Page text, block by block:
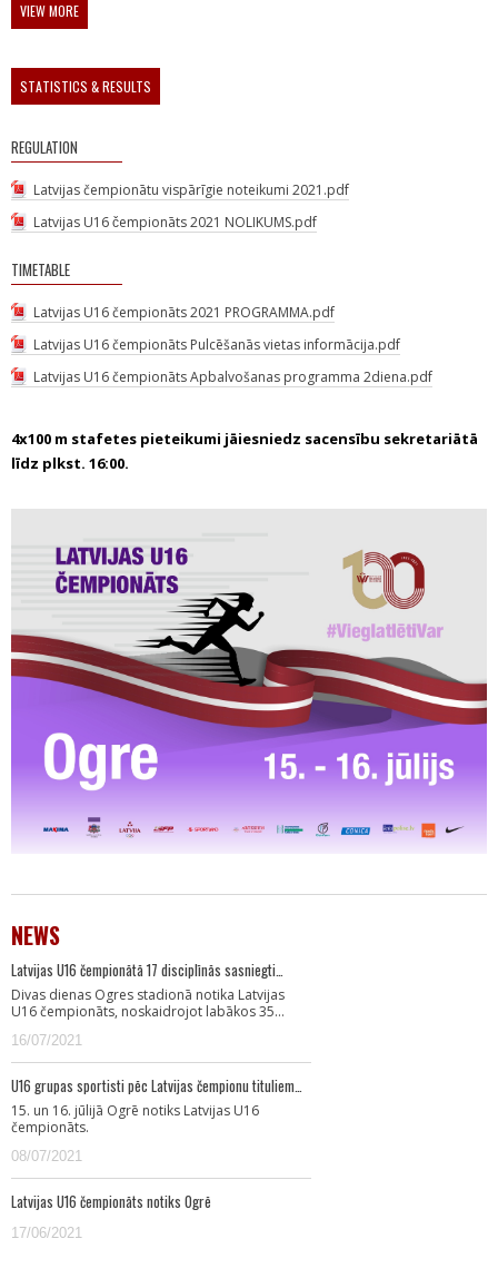
VIEW MORE
STATISTICS & RESULTS
REGULATION
Latvijas čempionātu vispārīgie noteikumi 2021.pdf
Latvijas U16 čempionāts 2021 NOLIKUMS.pdf
TIMETABLE
Latvijas U16 čempionāts 2021 PROGRAMMA.pdf
Latvijas U16 čempionāts Pulcēšanās vietas informācija.pdf
Latvijas U16 čempionāts Apbalvošanas programma 2diena.pdf
4x100 m stafetes pieteikumi jāiesniedz sacensību sekretariātā
līdz plkst. 16:00.
NEWS
Latvijas U16 čempionātā 17 disciplīnās sasniegti…
Divas dienas Ogres stadionā notika Latvijas
U16 čempionāts, noskaidrojot labākos 35…
16/07/2021
U16 grupas sportisti pēc Latvijas čempionu tituliem…
15. un 16. jūlijā Ogrē notiks Latvijas U16
čempionāts.
08/07/2021
Latvijas U16 čempionāts notiks Ogrē
17/06/2021